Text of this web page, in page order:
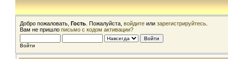
Добро пожаловать, Гость . Пожалуйста, войдите или зарегистрируйтесь
Вам не пришло письмо с кодом активации?
Войти